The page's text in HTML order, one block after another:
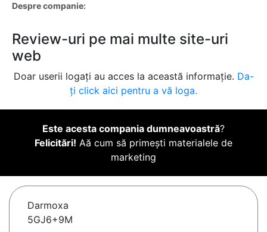
Despre companie:
Review-uri pe mai multe site-uri
web
Doar userii logați au acces la această informație. Da-
ți click aici pentru a vă loga.
Este acesta compania dumneavoastră?
Felicitări! Aă cum să primești materialele de
marketing
Darmoxa
5GJ6+9M